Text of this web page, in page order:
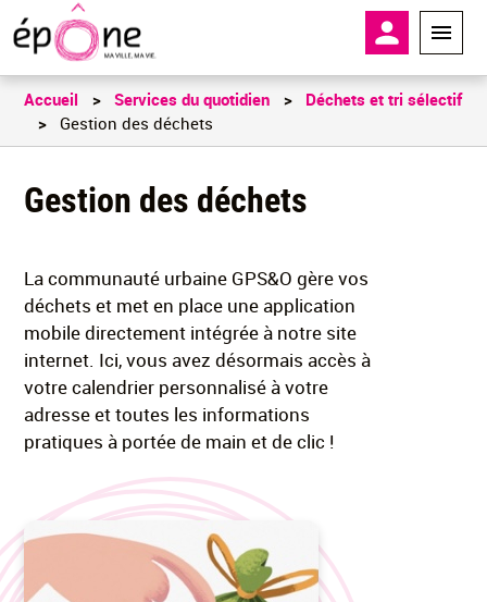
principal
En-tête -
Accueil Services du quotidien
Déchets et tri sélectif
Gestion des déchets
Gestion des déchets
La communauté urbaine GPS&O gère vos
déchets et met en place une application
mobile directement intégrée à notre site
internet. Ici, vous avez désormais accès à
votre calendrier personnalisé à votre
adresse et toutes les informations
pratiques à portée de main et de clic !